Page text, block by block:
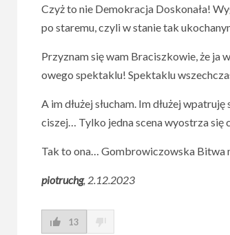
Czyż to nie Demokracja Doskonała!
po staremu, czyli w stanie tak
Przyznam się wam Braciszkowie, że ja
owego spektaklu! Spektaklu
A im dłużej słucham. Im dłużej
ciszej… Tylko jedna scena wyostrza się
Tak to ona… Gombrowiczowska Bitwa
piotruchg, 2.12.2023
13